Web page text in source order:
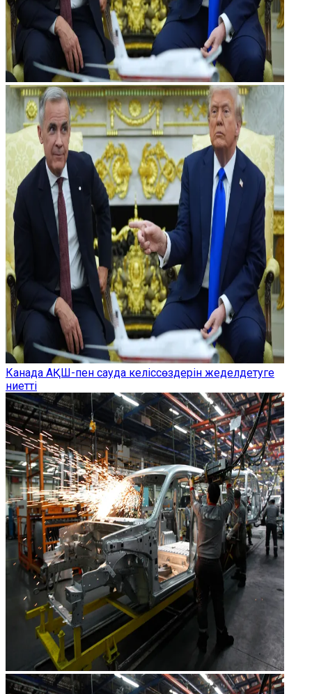
Канада АҚШ-пен сауда келіссөздерін жеделдетуге
ниетті